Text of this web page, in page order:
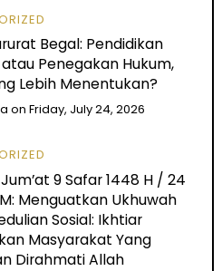
Begal: Pendidikan
Penegakan Hukum,
Lebih Menentukan?
onFriday, July 24, 2026
9 Safar 1448 H / 24
Menguatkan Ukhuwah
Sosial: Ikhtiar
Masyarakat Yang
Dirahmati Allah